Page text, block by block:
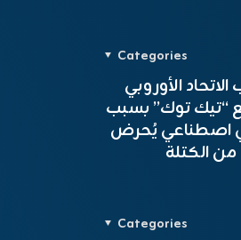
Categories
الأوروبي
“تيك توك” بسبب
اصطناعي يُحرض
الكتلة
Categories